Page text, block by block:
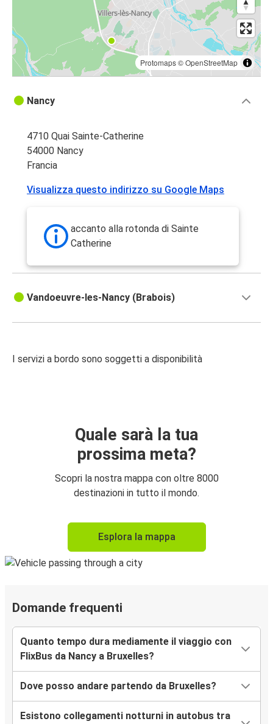
Protomaps©OpenStreetMap
Nancy
4710 Quai Sainte-Catherine
54000 Nancy
Francia
Visualizza questo indirizzo su Google Maps
accanto alla rotonda di Sainte
Catherine
Vandoeuvre-les-Nancy (Brabois)
I servizi a bordo sono soggetti a disponibilità
Quale sarà la tua
prossima meta?
Scopri la nostra mappa con oltre 8000
destinazioni in tutto il mondo.
Esplora la mappa
Domande frequenti
Quanto tempo dura mediamente il viaggio con
FlixBus da Nancy a Bruxelles?
Dove posso andare partendo da Bruxelles?
Esistono collegamenti notturni in autobus tra